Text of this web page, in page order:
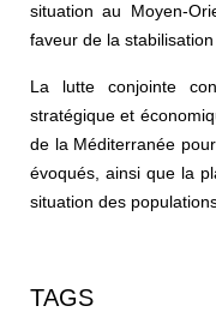
situation au Moyen-
faveur de la stabilisation
La lutte conjointe
stratégique et
de la Méditerranée
évoqués, ainsi que la
situation des
TAGS